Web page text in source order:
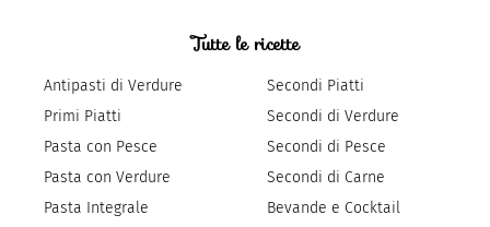
Tutte le ricette
Antipasti di Verdure
Primi Piatti
Pasta con Pesce
Pasta con Verdure
Pasta Integrale
Secondi Piatti
Secondi di Verdure
Secondi di Pesce
Secondi di Carne
Bevande e Cocktail